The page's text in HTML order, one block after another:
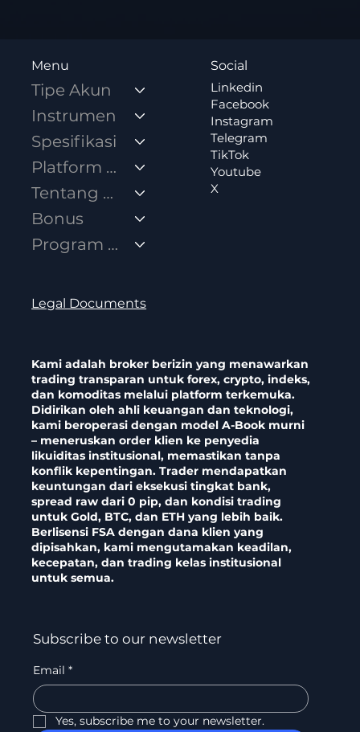
Menu
Tipe Akun
Instrumen
Spesifikasi
Platform Trading
Tentang Kami
Bonus
Program Afiliasi
Legal Documents
Social
Linkedin
Facebook
Instagram
Telegram
TikTok
Youtube
X
Kami adalah broker berizin yang menawarkan
trading transparan untuk forex, crypto, indeks,
dan komoditas melalui platform terkemuka.
Didirikan oleh ahli keuangan dan teknologi,
kami beroperasi dengan model A-Book murni
– meneruskan order klien ke penyedia
likuiditas institusional, memastikan tanpa
konflik kepentingan. Trader mendapatkan
keuntungan dari eksekusi tingkat bank,
spread raw dari 0 pip, dan kondisi trading
untuk Gold, BTC, dan ETH yang lebih baik.
Berlisensi FSA dengan dana klien yang
dipisahkan, kami mengutamakan keadilan,
kecepatan, dan trading kelas institusional
untuk semua.
Subscribe to our newsletter
Email *
Yes, subscribe me to your newsletter.